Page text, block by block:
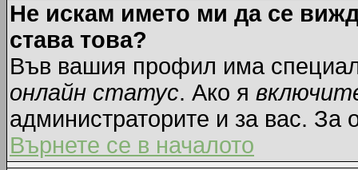
Не искам името ми да се
става това?
Във вашия профил има
онлайн статус. Ако я
администраторите и за вас. За
Върнете се в началото